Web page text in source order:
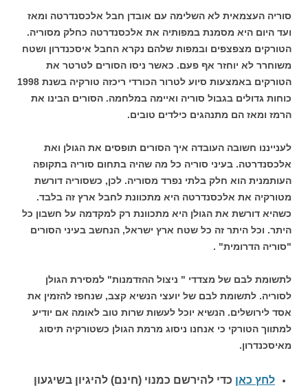
סוריה העצמאית לא השלימה עם אובדן חבל אלכסנדרטה ומאז
ועד היום היא מסמנת במפותיה את אלכסנדרטה כחלק מסוריה.
הטורקים מצפצפים ובמפות שלהם נקרא החבל איסכנדרון ושטח
משוחרר לא יוחזר אף פעם. כאשר ניסו הסורים לטרטר את
הטורקים באמצעות סיוע לטרור הכורדי ריכזה טורקיה בשנת 1998
כוחות גדולים בגבול סוריה ואיימה במלחמה. הסורים הבינו את
הרמז ומאז הם מתנהגים כילדים טובים.
לענייננו חשובה העובדה איך הסורים תופסים את הגולן ואת
אלכסנדרטה. בעיני סוריה כל מה שהיה בתחום סוריה בתקופה
העותמנית הוא חלק בלתי נפרד מסוריה. לכן, כשסוריה דורשת
מטורקיה את אלכסנדרטה היא מתכוונת לחבל ארץ זה בלבד.
כשהיא דורשת את הגולן היא מתכוונת רק למקדמה על חשבון כל
היתר. וכל היתר זה כל שטח ארץ ישראל, הנחשב בעיני הסורים
"סוריה הדרומית" .
לתשומת לבם של מצדדי " ניצול ההזדמנות" למסירת הגולן
לסוריה. לתשומת לבם של יועצי הנשיא קצב, שנחפז להזמין את
אסד לירושלים. הנשיא יוכל לעשות שרות טוב לאומה אם יודיע
למתווך הטורקי כי אנחנו ניסוג מרמת הגולן כשטורקיה תיסוג
מאיסכנדרון.
לחץ כאן כדי להירשם כמנוי (חינם) להיגיון בשיגעון